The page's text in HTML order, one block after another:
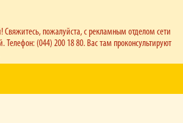
Свяжитесь, пожалуйста, с рекламным отделом сети
Телефон: (044) 200 18 80. Вас там проконсультируют